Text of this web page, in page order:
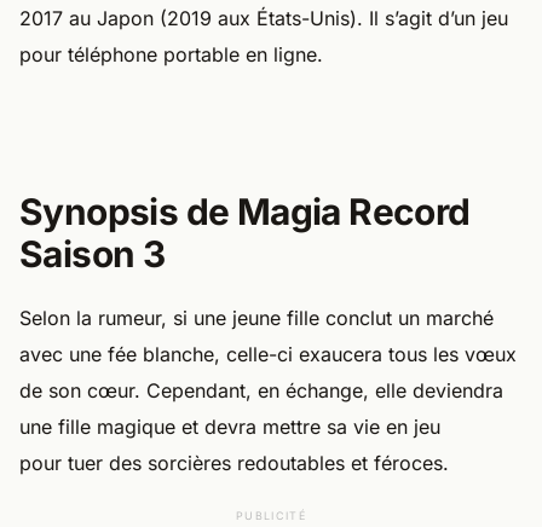
2017 au Japon (2019 aux États-Unis). Il s’agit d’un jeu
pour téléphone portable en ligne.
Synopsis de Magia Record
Saison 3
Selon la rumeur, si une jeune fille conclut un marché
avec une fée blanche, celle-ci exaucera tous les vœux
de son cœur. Cependant, en échange, elle deviendra
une fille magique et devra mettre sa vie en jeu
pour tuer des sorcières redoutables et féroces.
PUBLICITÉ